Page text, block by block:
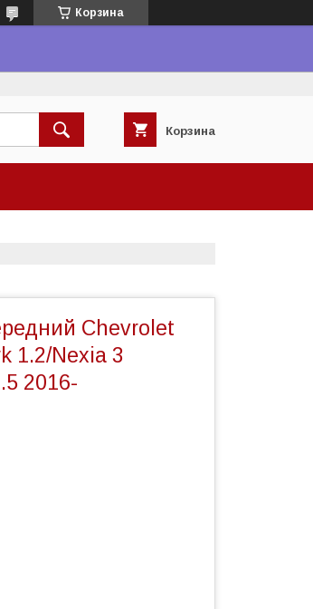
Корзина
Корзина
Chevrolet
1.2/Nexia 3
2016-